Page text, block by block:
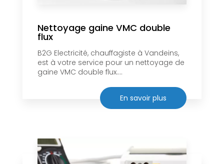
Nettoyage gaine VMC double
flux
B2G Electricité, chauffagiste à Vandeins,
est à votre service pour un nettoyage de
gaine VMC double flux....
En savoir plus